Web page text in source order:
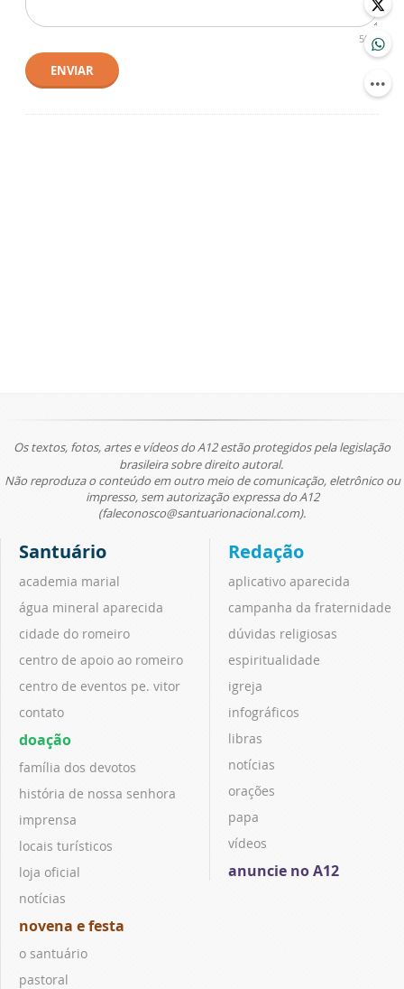
500
ENVIAR
Os textos, fotos, artes e vídeos do A12 estão protegidos pela legislação
brasileira sobre direito autoral.
Não reproduza o conteúdo em outro meio de comunicação, eletrônico ou
impresso, sem autorização expressa do A12
(faleconosco@santuarionacional.com).
Santuário
academia marial
água mineral aparecida
cidade do romeiro
centro de apoio ao romeiro
centro de eventos pe. vitor
contato
doação
família dos devotos
história de nossa senhora
imprensa
locais turísticos
loja oficial
notícias
novena e festa
o santuário
pastoral
Redação
aplicativo aparecida
campanha da fraternidade
dúvidas religiosas
espiritualidade
igreja
infográficos
libras
notícias
orações
papa
vídeos
anuncie no A12